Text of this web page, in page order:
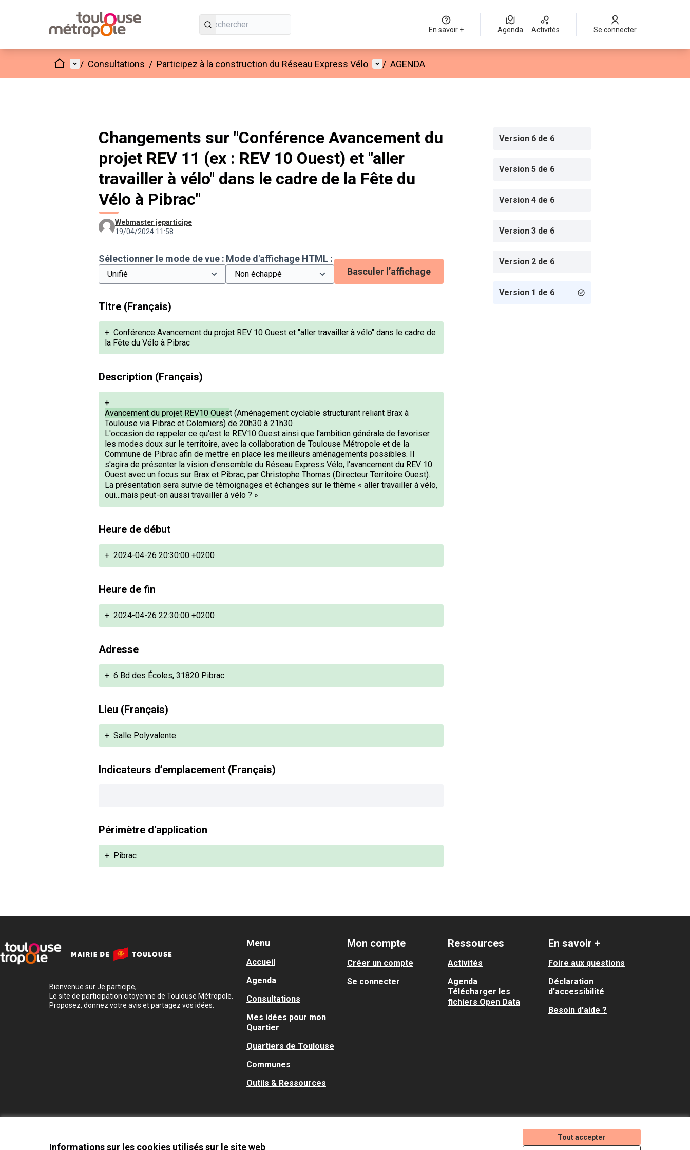
Informations sur les cookies utilisés sur le site web
Tout accepter
En savoir + Agenda Activités Se connecter
AccueilMenu principal
/ Consultations / Participez à la construction du Réseau Express Vélo Menu utilisateur
/ AGENDA
Changements sur "Conférence Avancement du
projet REV 11 (ex : REV 10 Ouest) et "aller
travailler à vélo" dans le cadre de la Fête du
Vélo à Pibrac"
Webmaster jeparticipe
19/04/2024 11:58
Sélectionner le mode de vue : Mode d'affichage HTML :
Basculer l’affichage
Titre (Français)
+ Conférence Avancement du projet REV 10 Ouest et "aller travailler à vélo" dans le cadre de
la Fête du Vélo à Pibrac
Description (Français)
+
Avancement du projet REV10 Ouest (Aménagement cyclable structurant reliant Brax à
Toulouse via Pibrac et Colomiers) de 20h30 à 21h30
L'occasion de rappeler ce qu'est le REV10 Ouest ainsi que l'ambition générale de favoriser
les modes doux sur le territoire, avec la collaboration de Toulouse Métropole et de la
Commune de Pibrac afin de mettre en place les meilleurs aménagements possibles. Il
s'agira de présenter la vision d'ensemble du Réseau Express Vélo, l'avancement du REV 10
Ouest avec un focus sur Brax et Pibrac, par Christophe Thomas (Directeur Territoire Ouest).
La présentation sera suivie de témoignages et échanges sur le thème « aller travailler à vélo,
oui…mais peut-on aussi travailler à vélo ? »
Heure de début
+ 2024-04-26 20:30:00 +0200
Heure de fin
+ 2024-04-26 22:30:00 +0200
Adresse
+ 6 Bd des Écoles, 31820 Pibrac
Lieu (Français)
+ Salle Polyvalente
Indicateurs d’emplacement (Français)
Périmètre d'application
+ Pibrac
Version 6 de 6
Version 5 de 6
Version 4 de 6
Version 3 de 6
Version 2 de 6
Version 1 de 6
Bienvenue sur Je participe,
Le site de participation citoyenne de Toulouse Métropole.
Proposez, donnez votre avis et partagez vos idées.
Menu
Accueil
Agenda
Consultations
Mes idées pour mon
Quartier
Quartiers de Toulouse
Communes
Outils & Ressources
Mon compte
Créer un compte
Se connecter
Ressources
Activités
Agenda
Télécharger les
fichiers Open Data
En savoir +
Foire aux questions
Déclaration
d'accessibilité
Besoin d'aide ?
(Lien externe)
(Lien externe)
(Lien externe)